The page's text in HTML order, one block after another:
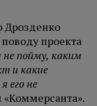
Дрозденко
проекта
не пойму, каким
и какие
его не